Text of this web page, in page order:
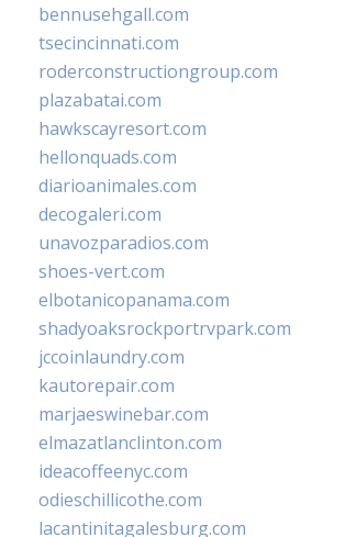
bennusehgall.com
tsecincinnati.com
roderconstructiongroup.com
plazabatai.com
hawkscayresort.com
hellonquads.com
diarioanimales.com
decogaleri.com
unavozparadios.com
shoes-vert.com
elbotanicopanama.com
shadyoaksrockportrvpark.com
jccoinlaundry.com
kautorepair.com
marjaeswinebar.com
elmazatlanclinton.com
ideacoffeenyc.com
odieschillicothe.com
lacantinitagalesburg.com